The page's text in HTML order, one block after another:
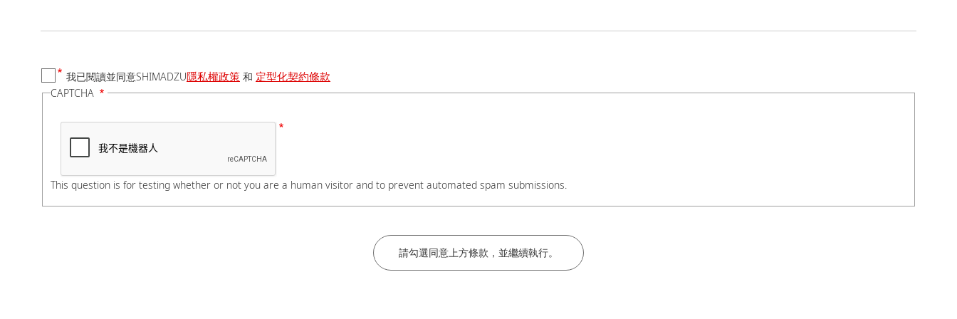
電話號碼
公司/學校名稱
若您是學生，請在科系名稱後加上實驗室教授姓名，謝謝。
我已閱讀並同意SHIMADZU隱私權政策 和 定型化契約條款
CAPTCHA
This question is for testing whether or not you are a human visitor and to prevent automated spam submissions.